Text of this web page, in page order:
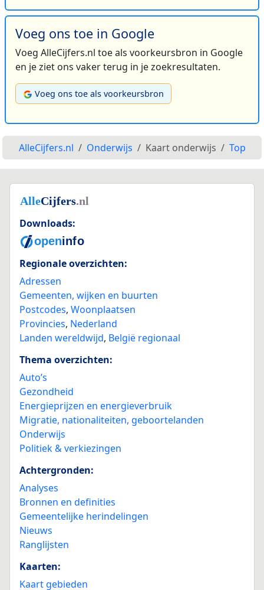
Voeg ons toe in Google
Voeg AlleCijfers.nl toe als voorkeursbron in Google
en je ziet ons vaker terug in je zoekresultaten.
Voeg ons toe als voorkeursbron
AlleCijfers.nl Onderwijs Kaart onderwijs Top
Downloads:
Regionale overzichten:
Adressen
Gemeenten, wijken en buurten
Postcodes, Woonplaatsen
Provincies, Nederland
Landen wereldwijd, België regionaal
Thema overzichten:
Auto’s
Gezondheid
Energieprijzen en energieverbruik
Migratie, nationaliteiten, geboortelanden
Onderwijs
Politiek & verkiezingen
Achtergronden:
Analyses
Bronnen en definities
Gemeentelijke herindelingen
Nieuws
Ranglijsten
Kaarten:
Kaart gebieden